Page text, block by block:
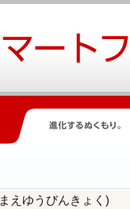
えゆうびんきょく)